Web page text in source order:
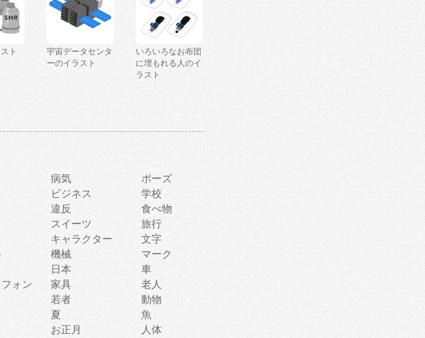
ト
宇宙データセンタ
ーのイラスト
いろいろなお布団
に埋もれる人のイ
ラスト
病気
ポーズ
ビジネス
学校
違反
食べ物
スイーツ
旅行
キャラクター
文字
機械
マーク
日本
車
ォン 家具
老人
若者
動物
夏
魚
お正月
人体